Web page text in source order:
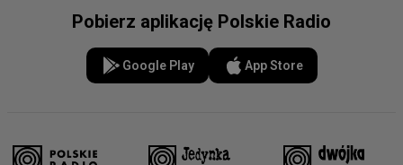
Pobierz aplikację Polskie Radio
Google Play App Store